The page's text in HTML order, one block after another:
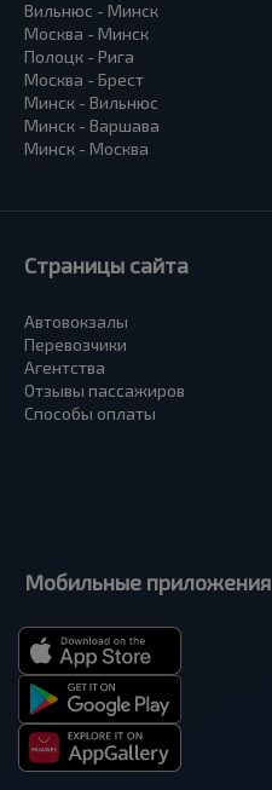
Вильнюс - Минск
Москва - Минск
Полоцк - Рига
Москва - Брест
Минск - Вильнюс
Минск - Варшава
Минск - Москва
Страницы сайта
Автовокзалы
Перевозчики
Агентства
Отзывы пассажиров
Способы оплаты
Мобильные приложения